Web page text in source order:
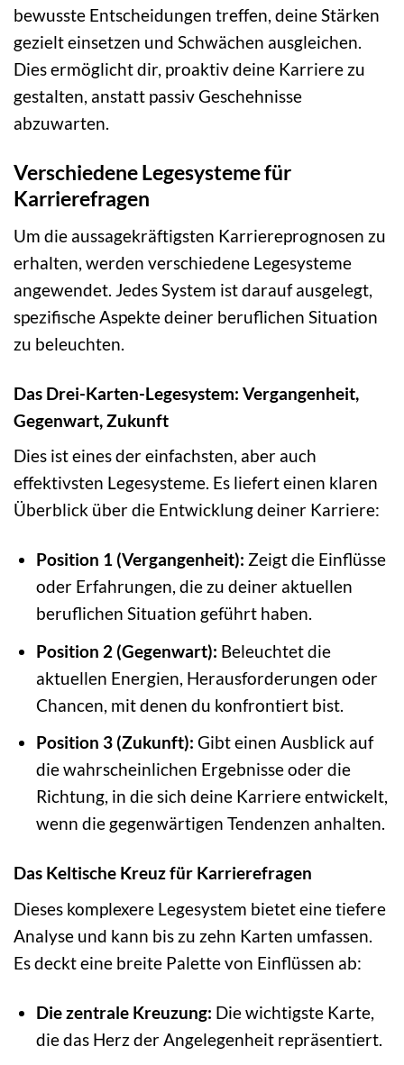
bewusste Entscheidungen treffen, deine Stärken
gezielt einsetzen und Schwächen ausgleichen.
Dies ermöglicht dir, proaktiv deine Karriere zu
gestalten, anstatt passiv Geschehnisse
abzuwarten.
Verschiedene Legesysteme für
Karrierefragen
Um die aussagekräftigsten Karriereprognosen zu
erhalten, werden verschiedene Legesysteme
angewendet. Jedes System ist darauf ausgelegt,
spezifische Aspekte deiner beruflichen Situation
zu beleuchten.
Das Drei-Karten-Legesystem: Vergangenheit,
Gegenwart, Zukunft
Dies ist eines der einfachsten, aber auch
effektivsten Legesysteme. Es liefert einen klaren
Überblick über die Entwicklung deiner Karriere:
Position 1 (Vergangenheit): Zeigt die Einflüsse
oder Erfahrungen, die zu deiner aktuellen
beruflichen Situation geführt haben.
Position 2 (Gegenwart): Beleuchtet die
aktuellen Energien, Herausforderungen oder
Chancen, mit denen du konfrontiert bist.
Position 3 (Zukunft): Gibt einen Ausblick auf
die wahrscheinlichen Ergebnisse oder die
Richtung, in die sich deine Karriere entwickelt,
wenn die gegenwärtigen Tendenzen anhalten.
Das Keltische Kreuz für Karrierefragen
Dieses komplexere Legesystem bietet eine tiefere
Analyse und kann bis zu zehn Karten umfassen.
Es deckt eine breite Palette von Einflüssen ab:
Die zentrale Kreuzung: Die wichtigste Karte,
die das Herz der Angelegenheit repräsentiert.